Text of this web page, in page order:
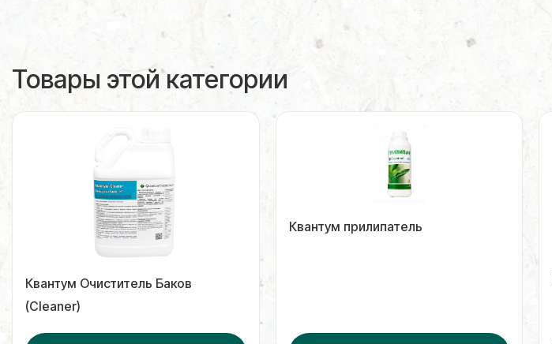
Товары этой категории
Квантум Очиститель Баков
(Сleaner)
Квантум прилипатель